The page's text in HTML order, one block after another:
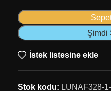
Şimdi
İstek listesine ekle
Stok kodu: LUNAF328-